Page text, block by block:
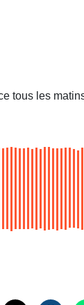
tous les